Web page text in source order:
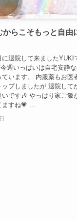
からこそもっと自由
退院して来ましたYUKI
週いっぱいは自宅安静
ています。 内服薬もお医
ップしましたが 退院して
です🎶 やっぱり家ご飯
すね💗 ...